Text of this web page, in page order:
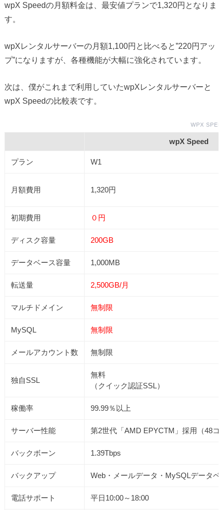
wpX Speedの月額料金は、最安値プランで1,320円となりま
す。
wpXレンタルサーバーの月額1,100円と比べると”220円アッ
プ”になりますが、各種機能が大幅に強化されています。
次は、僕がこれまで利用していたwpXレンタルサーバーと
wpX Speedの比較表です。
WPX
wpX Speed
プラン W1
月額費用 1,320円
初期費用 ０円
ディスク容量 200GB
データベース容量 1,000MB
転送量 2,500GB/月
マルチドメイン 無制限
MySQL 無制限
メールアカウント数 無制限
独自SSL
無料
（クイック認証SSL）
稼働率 99.99％以上
サーバー性能 第2世代「AMD EPYCTM」採用（48
バックボーン 1.39Tbps
バックアップ Web・メールデータ・MySQLデータ
電話サポート 平日10:00～18:00